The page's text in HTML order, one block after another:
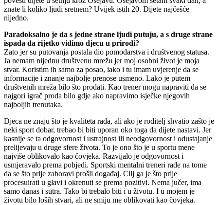
znate li koliko ljudi sretnem? Uvijek istih 20. Dijete najčešće
nijedno.
Paradoksalno je da s jedne strane ljudi putuju, a s druge strane
ispada da rijetko vidimo djecu u prirodi?
Zato jer su putovanja postala dio pomodarstva i društvenog statusa.
Ja nemam nijednu društvenu mrežu jer moj osobni život je moja
stvar. Koristim ih samo za posao, iako i tu imam uvjerenje da se
informacije i znanje najbolje prenose usmeno. Lako je putem
društvenih mreža bilo što prodati. Kao trener mogu napraviti da se
najgori igrač proda bilo gdje ako napravimo isječke njegovih
najboljih trenutaka.
Djeca ne znaju što je kvaliteta rada, ali ako je roditelj shvatio zašto je
neki sport dobar, trebao bi biti uporan oko toga da dijete nastavi. Jer
kasnije se ta odgovornost i ustrajnost ili neodgovornost i odustajanje
prelijevaju u druge sfere života. To je ono što je u sportu mene
najviše oblikovalo kao čovjeka. Razvijalo je odgovornost i
usmjeravalo prema pobjedi. Sportski mentalni treneri rade na tome
da se što prije zaboravi prošli događaj. Cilj ga je što prije
procesuirati u glavi i okrenuti se prema pozitivi. Nema jučer, ima
samo danas i sutra. Tako bi trebalo biti i u životu. I u mojem je
životu bilo loših stvari, ali ne smiju me oblikovati kao čovjeka.